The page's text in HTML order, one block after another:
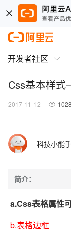
开发者社区
Css基本样
2017-11-12 1028
科技小能
简介：
a.Css表格属性
b.表格边框